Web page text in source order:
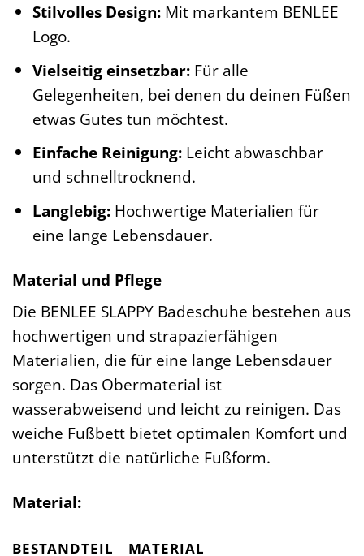
Stilvolles Design:Mit markantem BENLEE
Logo.
Vielseitig einsetzbar:Für alle
Gelegenheiten, bei denen du deinen Füßen
etwas Gutes tun möchtest.
Einfache Reinigung:Leicht abwaschbar
und schnelltrocknend.
Langlebig:Hochwertige Materialien für
eine lange Lebensdauer.
Material und Pflege
Die BENLEE SLAPPY Badeschuhe bestehen aus
hochwertigen und strapazierfähigen
Materialien, die für eine lange Lebensdauer
sorgen. Das Obermaterial ist
wasserabweisend und leicht zu reinigen. Das
weiche Fußbett bietet optimalen Komfort und
unterstützt die natürliche Fußform.
Material:
BESTANDTEIL
MATERIAL